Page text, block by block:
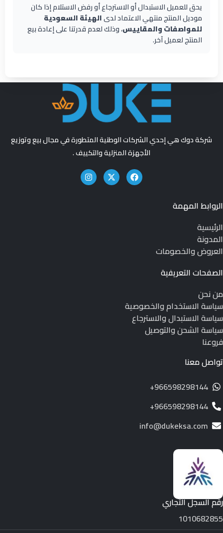
يحق للعميل الاستبدال أو الاسترجاع أو رفض الاستلام إذا كان
موديل المنتج منتهي الاعتماد لدىالهيئة السعودية
للمواصفات والمقاييس، وذلك لعدم قدرتنا على إعادة بيع
المنتج لعميل آخر.
شركة دوك هي إحدي الشركات الوطنية المتطورة في مجال بيع وتوزيع
الأجهزة المنزلية والتكييف .
الروابط المهمة
الرئيسية
المدونة
العروض والخصومات
الصفحات التعريفية
من نحن
سياسة الاستخدام والخصوصية
سياسة الاستبدال والاسترجاع
سياسة الشحن والتوصيل
فروعنا
تواصل معنا
966598298144+
966598298144+
info@dukeksa.com
رقم السجل التجاري
1010682855